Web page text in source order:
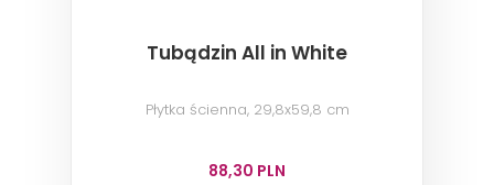
Tubądzin All in White
Płytka ścienna, 29,8x59,8 cm
88,30 PLN